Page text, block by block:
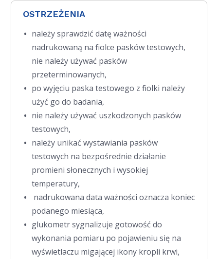
OSTRZEŻENIA
należy sprawdzić datę ważności
nadrukowaną na fiolce pasków testowych,
nie należy używać pasków
przeterminowanych,
po wyjęciu paska testowego z fiolki należy
użyć go do badania,
nie należy używać uszkodzonych pasków
testowych,
należy unikać wystawiania pasków
testowych na bezpośrednie działanie
promieni słonecznych i wysokiej
temperatury,
nadrukowana data ważności oznacza koniec
podanego miesiąca,
glukometr sygnalizuje gotowość do
wykonania pomiaru po pojawieniu się na
wyświetlaczu migającej ikony kropli krwi,